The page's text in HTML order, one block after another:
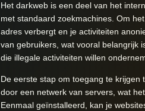
Het darkweb is een deel van het
met standaard zoekmachines. Om
adres verbergt en je activiteiten
van gebruikers, wat vooral belangrijk
die illegale activiteiten willen
De eerste stap om toegang te
door een netwerk van servers, wat
Eenmaal geïnstalleerd, kan je